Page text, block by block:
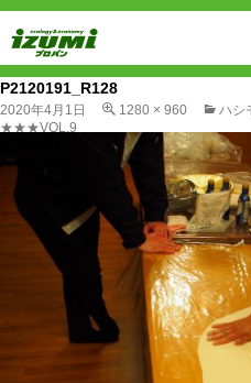
P2120191_R128
2020年4月1日 1280 × 960
ハシ
★★★VOL.9